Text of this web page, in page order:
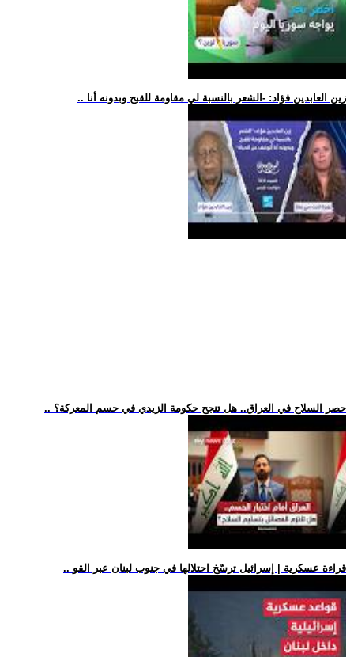
.. زين العابدين فؤاد: -الشعر بالنسبة لي مقاومة للقبح وبدونه أنا
.. حصر السلاح في العراق.. هل تنجح حكومة الزيدي في حسم المعركة؟
.. قراءة عسكرية | إسرائيل ترسّخ احتلالها في جنوب لبنان عبر القو